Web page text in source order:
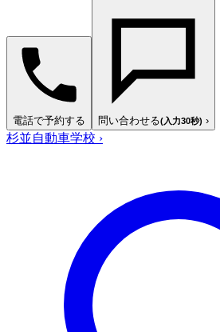
電話で予約する 問い合わせる(入力30秒) ›
杉並自動車学校 ›